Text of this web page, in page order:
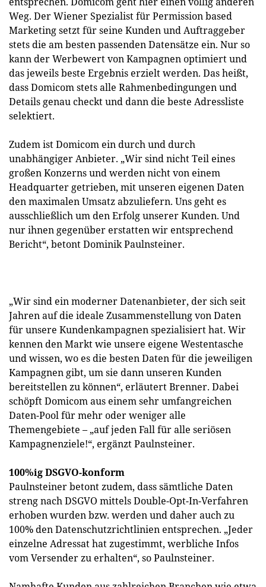
Weg. Der Wiener Spezialist für Permission based
Marketing setzt für seine Kunden und Auftraggeber
stets die am besten passenden Datensätze ein. Nur so
kann der Werbewert von Kampagnen optimiert und
das jeweils beste Ergebnis erzielt werden. Das heißt,
dass Domicom stets alle Rahmenbedingungen und
Details genau checkt und dann die beste Adressliste
selektiert.
Zudem ist Domicom ein durch und durch
unabhängiger Anbieter. „Wir sind nicht Teil eines
großen Konzerns und werden nicht von einem
Headquarter getrieben, mit unseren eigenen Daten
den maximalen Umsatz abzuliefern. Uns geht es
ausschließlich um den Erfolg unserer Kunden. Und
nur ihnen gegenüber erstatten wir entsprechend
Bericht“, betont Dominik Paulnsteiner.
„Wir sind ein moderner Datenanbieter, der sich seit
Jahren auf die ideale Zusammenstellung von Daten
für unsere Kundenkampagnen spezialisiert hat. Wir
kennen den Markt wie unsere eigene Westentasche
und wissen, wo es die besten Daten für die jeweiligen
Kampagnen gibt, um sie dann unseren Kunden
bereitstellen zu können“, erläutert Brenner. Dabei
schöpft Domicom aus einem sehr umfangreichen
Daten-Pool für mehr oder weniger alle
Themengebiete – „auf jeden Fall für alle seriösen
Kampagnenziele!“, ergänzt Paulnsteiner.
100%ig DSGVO-konform
Paulnsteiner betont zudem, dass sämtliche Daten
streng nach DSGVO mittels Double-Opt-In-Verfahren
erhoben wurden bzw. werden und daher auch zu
100% den Datenschutzrichtlinien entsprechen. „Jeder
einzelne Adressat hat zugestimmt, werbliche Infos
vom Versender zu erhalten“, so Paulnsteiner.